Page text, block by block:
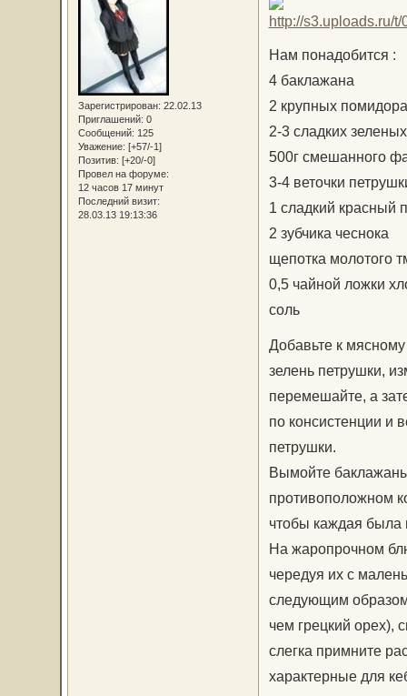
Зарегистрирован: 22.02.13
Приглашений: 0
Сообщений: 125
Уважение: [+57/-1]
Позитив: [+20/-0]
Провел на форуме:
12 часов 17 минут
Последний визит:
28.03.13 19:13:36
Нам понадобится :
4 баклажана
2 крупных помидора
2-3 сладких
500г смешанного
3-4 веточки
1 сладкий красный
2 зубчика чеснока
щепотка молотого
0,5 чайной ложки
соль
Добавьте к
зелень петрушки,
перемешайте, а
по консистенции и
петрушки.
Вымойте
противоположном
чтобы каждая была
На жаропрочном
чередуя их с
следующим
чем грецкий орех),
слегка примните
характерные для